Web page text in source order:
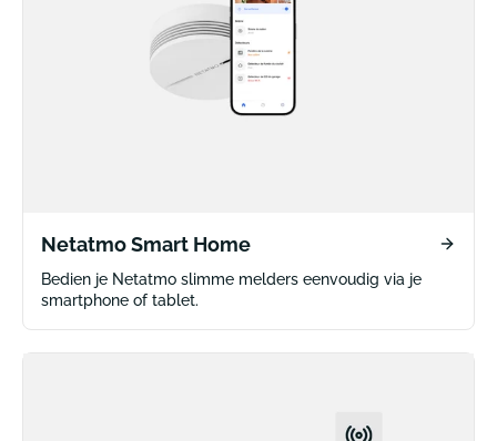
Netatmo Smart Home
Bedien je Netatmo slimme melders eenvoudig via je
smartphone of tablet.